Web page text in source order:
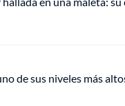
de sus niveles más